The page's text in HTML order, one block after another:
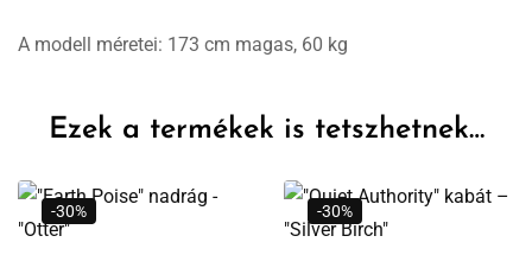
A modell méretei: 173 cm magas, 60 kg
Ezek a termékek is tetszhetnek…
-30% -30%